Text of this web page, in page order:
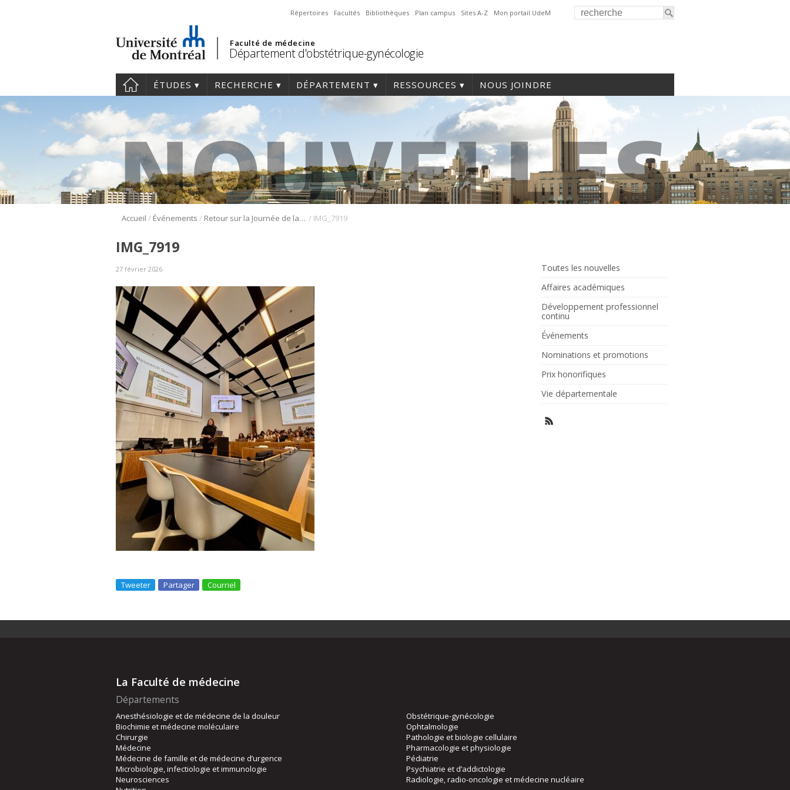
Répertoires Facultés Bibliothèques Plan campus Sites A-Z Mon portail UdeM
Faculté de médecine
Département d'obstétrique-gynécologie
ÉTUDES RECHERCHE DÉPARTEMENT RESSOURCES NOUS JOINDRE
Accueil / Événements / Retour sur la Journée de la recherche 2025 / IMG_7919
Toutes les nouvelles
Affaires académiques
Développement professionnel
continu
Événements
Nominations et promotions
Prix honorifiques
Vie départementale
IMG_7919
27 février 2026
Tweeter Partager Courriel
La Faculté de médecine
Départements
Anesthésiologie et de médecine de la douleur
Biochimie et médecine moléculaire
Chirurgie
Médecine
Médecine de famille et de médecine d’urgence
Microbiologie, infectiologie et immunologie
Neurosciences
Obstétrique-gynécologie
Ophtalmologie
Pathologie et biologie cellulaire
Pharmacologie et physiologie
Pédiatrie
Psychiatrie et d’addictologie
Radiologie, radio-oncologie et médecine nucléaire